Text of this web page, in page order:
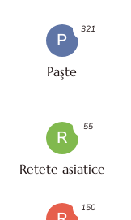
P
Paşte
321
R
Retete asiatice
55
150